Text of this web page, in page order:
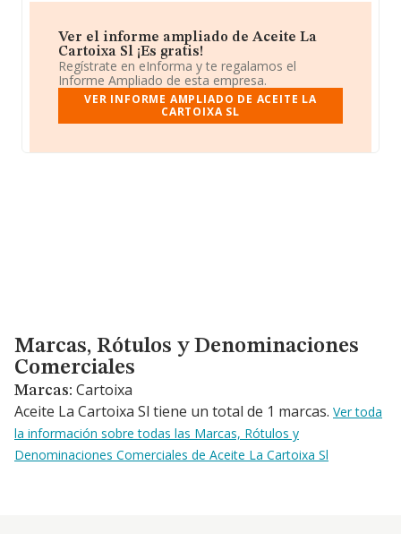
Ver el informe ampliado de Aceite La
Cartoixa Sl ¡Es gratis!
Regístrate en eInforma y te regalamos el
Informe Ampliado de esta empresa.
VER INFORME AMPLIADO DE ACEITE LA
CARTOIXA SL
Marcas, Rótulos y Denominaciones Comerciales
Marcas, Rótulos y Denominaciones
Comerciales
Marcas: Cartoixa
Aceite La Cartoixa Sl tiene un total de 1 marcas. Ver toda
la información sobre todas las Marcas, Rótulos y
Denominaciones Comerciales de Aceite La Cartoixa Sl